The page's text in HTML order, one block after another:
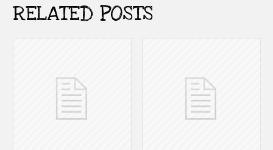
RELATED POSTS